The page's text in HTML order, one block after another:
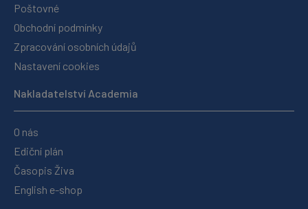
Poštovné
Obchodní podmínky
Zpracování osobních údajů
Nastavení cookies
Nakladatelství Academia
O nás
Ediční plán
Časopis Živa
English e-shop